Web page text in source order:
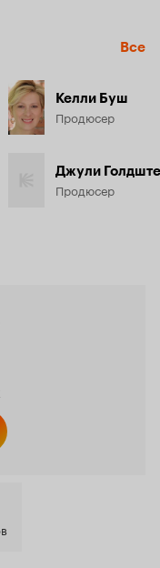
Все
Келли Буш
Продюсер
Джули
Продюсер